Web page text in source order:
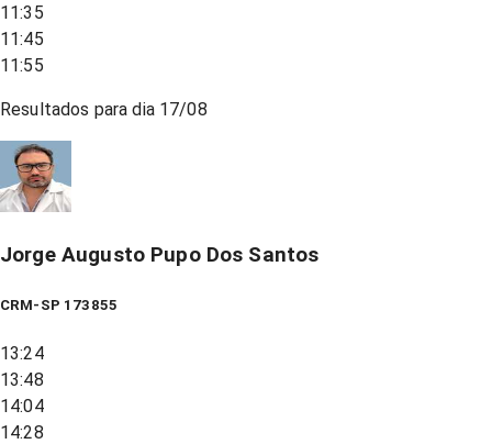
11:35
11:45
11:55
Resultados para dia 17/08
Jorge Augusto Pupo Dos Santos
CRM-SP 173855
13:24
13:48
14:04
14:28